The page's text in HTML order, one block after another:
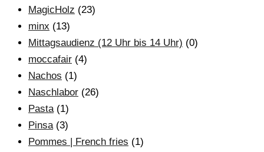
MagicHolz (23)
minx (13)
Mittagsaudienz (12 Uhr bis 14 Uhr) (0)
moccafair (4)
Nachos (1)
Naschlabor (26)
Pasta (1)
Pinsa (3)
Pommes | French fries (1)